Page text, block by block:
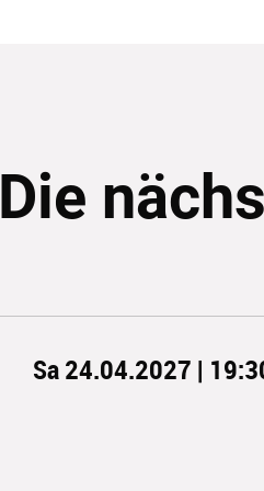
Die
Sa 24.04.2027 |